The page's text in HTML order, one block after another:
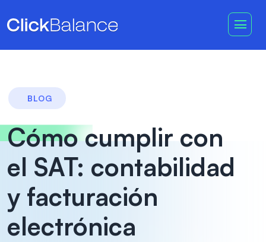
BLOG
Cómo cumplir con
el SAT: contabilidad
y facturación
electrónica